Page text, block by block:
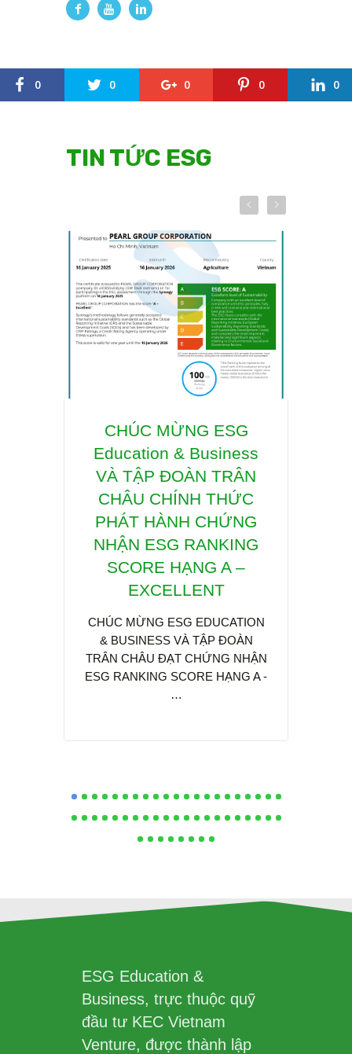
0 0 0 0 0
TIN TỨC ESG
CHÚC MỪNG ESG
Education & Business
VÀ TẬP ĐOÀN TRÂN
CHÂU CHÍNH THỨC
PHÁT HÀNH CHỨNG
NHẬN ESG RANKING
SCORE HẠNG A –
EXCELLENT
CHÚC MỪNG ESG EDUCATION
& BUSINESS VÀ TẬP ĐOÀN
TRÂN CHÂU ĐẠT CHỨNG NHẬN
ESG RANKING SCORE HẠNG A -
…
ESG Education &
Business, trực thuộc quỹ
đầu tư KEC Vietnam
Venture, được thành lập